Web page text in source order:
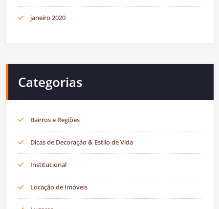
janeiro 2020
Categorias
Bairros e Regiões
Dicas de Decoração & Estilo de Vida
Institucional
Locação de Imóveis